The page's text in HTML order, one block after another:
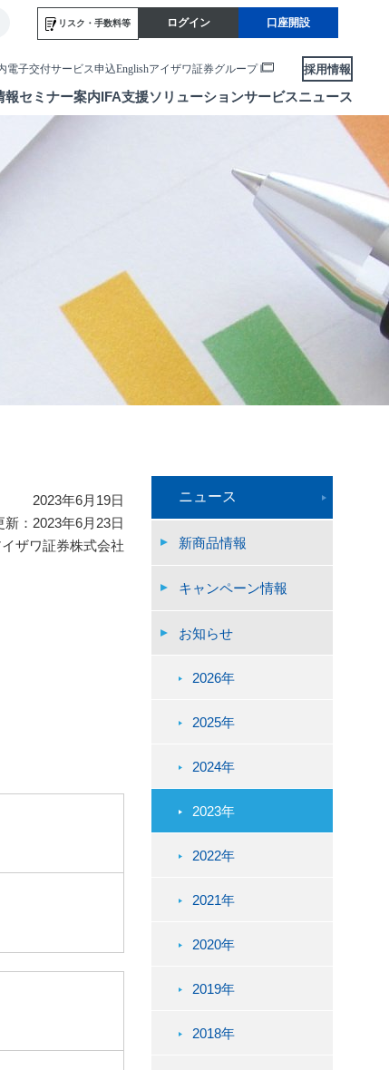
リスク・ 手数料等 ログイン 口座開設
電子交付サービス申込Englishアイザワ証券グループ 採用情報
報セミナー案内IFA支援ソリューションサービスニュース
2023年6月19日
新：2023年6月23日
イザワ証券株式会社
ニュース
新商品情報
キャンペーン情報
お知らせ
2026年
2025年
2024年
2023年
2022年
2021年
2020年
2019年
2018年